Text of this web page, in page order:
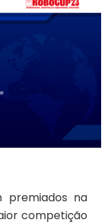
premiados na
competição